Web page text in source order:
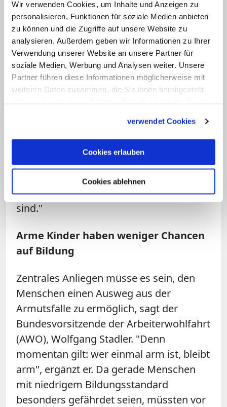
Wir verwenden Cookies, um Inhalte und Anzeigen zu
personalisieren, Funktionen für soziale Medien anbieten
zu können und die Zugriffe auf unsere Website zu
analysieren. Außerdem geben wir Informationen zu Ihrer
Verwendung unserer Website an unsere Partner für
soziale Medien, Werbung und Analysen weiter. Unsere
Partner führen diese Informationen möglicherweise mit
weiteren Daten zusammen, die Sie ihnen bereitgestellt
verwendet Cookies
Cookies erlauben
Cookies ablehnen
für einen richtigen Schritt: "8,50 Euro ist
aber hart auf Kante genäht, das ist genau
für einen Alleinlebenden die
Armutsschwelle", sagt der
Geschäftsführer des Paritätischen
Wohlfahrtsverbands, Ulrich Schneider.
Die Präsidentin des Sozialverbands VdK,
Angleichung der Mütterrente. "Das Mehr
an Rente muss auch für Frauen spürbar
sein, die so wenig Rente bekommen,
dass sie auf Grundsicherung angewiesen
sind."
Arme Kinder haben weniger Chancen
auf Bildung
Zentrales Anliegen müsse es sein, den
Menschen einen Ausweg aus der
Armutsfalle zu ermöglich, sagt der
Bundesvorsitzende der Arbeiterwohlfahrt
(AWO), Wolfgang Stadler. "Denn
momentan gilt: wer einmal arm ist, bleibt
arm", ergänzt er. Da gerade Menschen
mit niedrigem Bildungsstandard
besonders gefährdet seien, müssten vor